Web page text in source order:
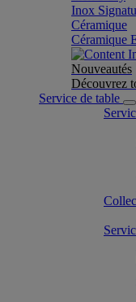
Inox
Céramique
Céramique
Nouveautés
Découvrez
Service de table